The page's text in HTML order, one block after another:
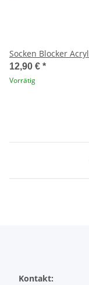
Socken Blocker Acryl
12,90 € *
Vorrätig
Kontakt: